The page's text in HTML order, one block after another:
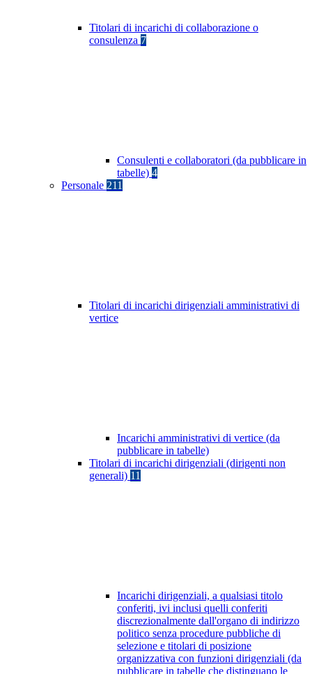
Titolari di incarichi di collaborazione o
consulenza 7
Consulenti e collaboratori (da pubblicare in
tabelle) 4
Personale 211
Titolari di incarichi dirigenziali amministrativi di
vertice
Incarichi amministrativi di vertice (da
pubblicare in tabelle)
Titolari di incarichi dirigenziali (dirigenti non
generali) 11
Incarichi dirigenziali, a qualsiasi titolo
conferiti, ivi inclusi quelli conferiti
discrezionalmente dall'organo di indirizzo
politico senza procedure pubbliche di
selezione e titolari di posizione
organizzativa con funzioni dirigenziali (da
pubblicare in tabelle che distinguano le